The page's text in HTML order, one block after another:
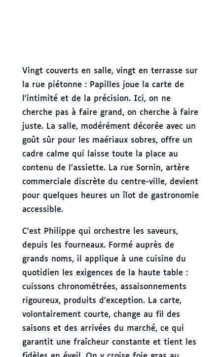
Vingt couverts en salle, vingt en terrasse sur
la rue piétonne : Papilles joue la carte de
l’intimité et de la précision. Ici, on ne
cherche pas à faire grand, on cherche à faire
juste. La salle, modérément décorée avec un
goût sûr pour les maériaux sobres, offre un
cadre calme qui laisse toute la place au
contenu de l’assiette. La rue Sornin, artère
commerciale discrète du centre-ville, devient
pour quelques heures un îlot de gastronomie
accessible.
C’est Philippe qui orchestre les saveurs,
depuis les fourneaux. Formé auprès de
grands noms, il applique à une cuisine du
quotidien les exigences de la haute table :
cuissons chronométrées, assaisonnements
rigoureux, produits d’exception. La carte,
volontairement courte, change au fil des
saisons et des arrivées du marché, ce qui
garantit une fraîcheur constante et tient les